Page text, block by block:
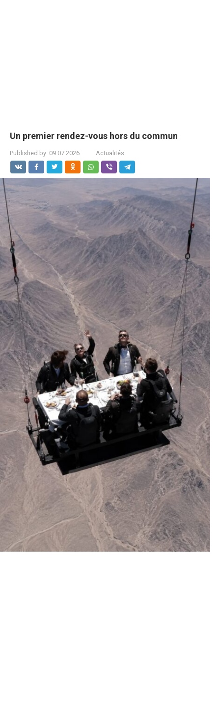
Un premier rendez-vous hors du commun
Published by: 09.07.2026 Actualités